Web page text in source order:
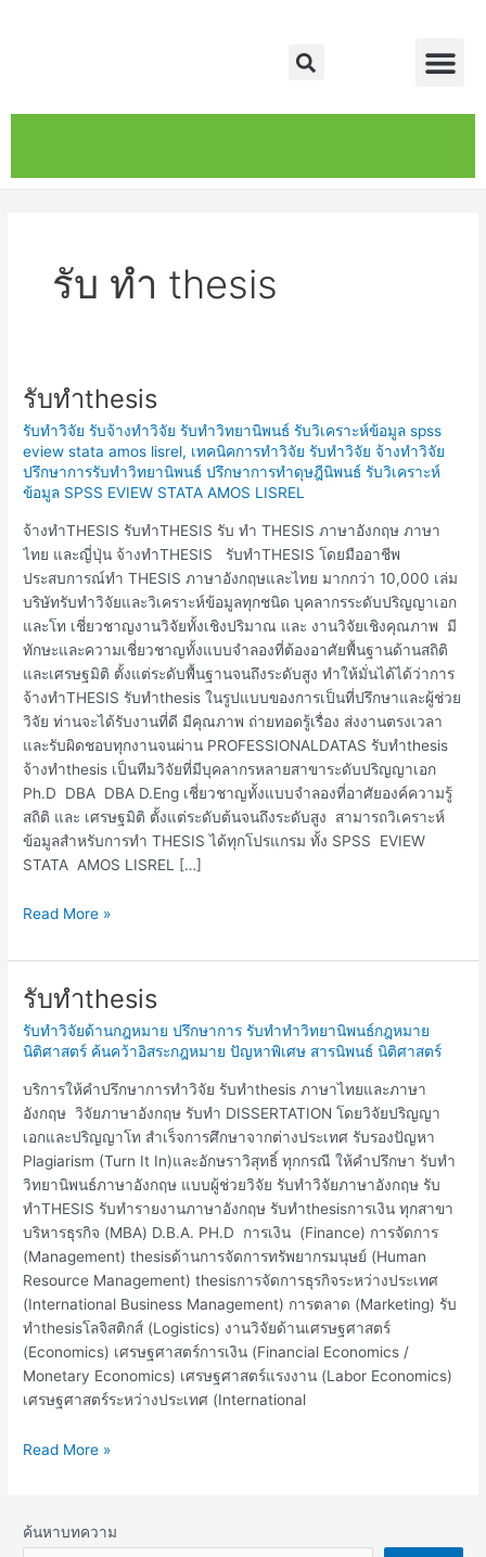
Search
รับ ทำ thesis
รับทำthesis
รับทำวิจัย รับจ้างทำวิจัย รับทำวิทยานิพนธ์ รับวิเคราะห์ข้อมูล spss
eview stata amos lisrel, เทคนิคการทำวิจัย รับทำวิจัย จ้างทำวิจัย
ปรึกษาการรับทำวิทยานิพนธ์ ปรึกษาการทำดุษฎีนิพนธ์ รับวิเคราะห์
ข้อมูล SPSS EVIEW STATA AMOS LISREL
จ้างทำTHESIS รับทำTHESIS รับ ทำ THESIS ภาษาอังกฤษ ภาษา
ไทย และญี่ปุ่น จ้างทำTHESIS รับทำTHESIS โดยมืออาชีพ
ประสบการณ์ทำ THESIS ภาษาอังกฤษและไทย มากกว่า 10,000 เล่ม
บริษัทรับทำวิจัยและวิเคราะห์ข้อมูลทุกชนิด บุคลากรระดับปริญญาเอก
และโท เชี่ยวชาญงานวิจัยทั้งเชิงปริมาณ และ งานวิจัยเชิงคุณภาพ มี
ทักษะและความเชี่ยวชาญทั้งแบบจำลองที่ต้องอาศัยพื้นฐานด้านสถิติ
และเศรษฐมิติ ตั้งแต่ระดับพื้นฐานจนถึงระดับสูง ทำให้มั่นได้ได้ว่าการ
จ้างทำTHESIS รับทำthesis ในรูปแบบของการเป็นที่ปรึกษาและผู้ช่วย
วิจัย ท่านจะได้รับงานที่ดี มีคุณภาพ ถ่ายทอดรู้เรื่อง ส่งงานตรงเวลา
และรับผิดชอบทุกงานจนผ่าน PROFESSIONALDATAS รับทำthesis
จ้างทำthesis เป็นทีมวิจัยที่มีบุคลากรหลายสาขาระดับปริญญาเอก
Ph.D DBA DBA D.Eng เชี่ยวชาญทั้งแบบจำลองที่อาศัยองค์ความรู้
สถิติ และ เศรษฐมิติ ตั้งแต่ระดับต้นจนถึงระดับสูง สามารถวิเคราะห์
ข้อมูลสำหรับการทำ THESIS ได้ทุกโปรแกรม ทั้ง SPSS EVIEW
STATA AMOS LISREL […]
รับ
Read More »
รับทำthesis
รับทำวิจัยด้านกฎหมาย ปรึกษาการ รับทำทำวิทยานิพนธ์กฎหมาย
นิติศาสตร์ ค้นคว้าอิสระกฎหมาย ปัญหาพิเศษ สารนิพนธ์ นิติศาสตร์
บริการให้คำปรึกษาการทำวิจัย รับทำthesis ภาษาไทยและภาษา
อังกฤษ วิจัยภาษาอังกฤษ รับทำ DISSERTATION โดยวิจัยปริญญา
เอกและปริญญาโท สำเร็จการศึกษาจากต่างประเทศ รับรองปัญหา
Plagiarism (Turn It In)และอักษราวิสุทธิ์ ทุกกรณี ให้คำปรึกษา รับทำ
วิทยานิพนธ์ภาษาอังกฤษ แบบผู้ช่วยวิจัย รับทำวิจัยภาษาอังกฤษ รับ
ทำTHESIS รับทำรายงานภาษาอังกฤษ รับทำthesisการเงิน ทุกสาขา
บริหารธุรกิจ (MBA) D.B.A. PH.D การเงิน (Finance) การจัดการ
(Management) thesisด้านการจัดการทรัพยากรมนุษย์ (Human
Resource Management) thesisการจัดการธุรกิจระหว่างประเทศ
(International Business Management) การตลาด (Marketing) รับ
ทำthesisโลจิสติกส์ (Logistics) งานวิจัยด้านเศรษฐศาสตร์
(Economics) เศรษฐศาสตร์การเงิน (Financial Economics /
Monetary Economics) เศรษฐศาสตร์แรงงาน (Labor Economics)
เศรษฐศาสตร์ระหว่างประเทศ (International
รับ
Read More »
ค้นหาบทความ